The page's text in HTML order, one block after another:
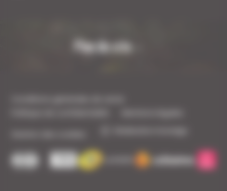
Plan du site